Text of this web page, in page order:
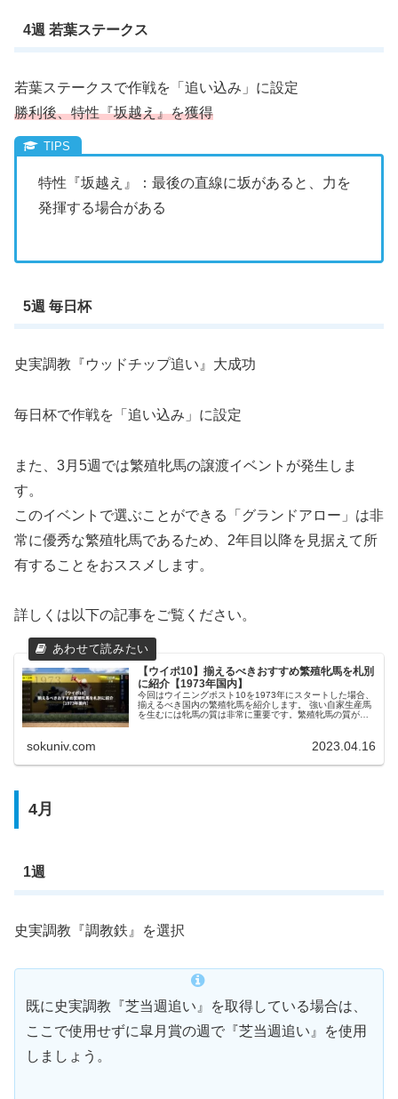
4週 若葉ステークス
若葉ステークスで作戦を「追い込み」に設定
勝利後、特性『坂越え』を獲得
特性『坂越え』：最後の直線に坂があると、力を
発揮する場合がある
5週 毎日杯
史実調教『ウッドチップ追い』大成功
毎日杯で作戦を「追い込み」に設定
また、3月5週では繁殖牝馬の譲渡イベントが発生しま
す。
このイベントで選ぶことができる「グランドアロー」は非
常に優秀な繁殖牝馬であるため、2年目以降を見据えて所
有することをおススメします。
詳しくは以下の記事をご覧ください。
【ウイポ10】揃えるべきおすすめ繁殖牝馬を札別
に紹介【1973年国内】
今回はウイニングポスト10を1973年にスタートした場合、
揃えるべき国内の繁殖牝馬を紹介します。 強い自家生産馬
を生むには牝馬の質は非常に重要です。繁殖牝馬の質が低
sokuniv.com 2023.04.16
4月
1週
史実調教『調教鉄』を選択
既に史実調教『芝当週追い』を取得している場合は、
ここで使用せずに皐月賞の週で『芝当週追い』を使用
しましょう。